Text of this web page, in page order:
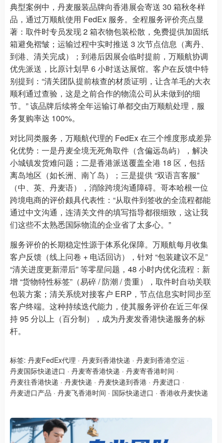
典型案例中，丹麦服装品牌向香港展会寄送 30 箱秋冬样
品，通过万顺航使用 FedEx 服务。全程服务评价亮点显
著：取件时专员发现 2 箱衣物包装松散，免费提供加固纸
箱避免褶皱；运输过程中实时推送 3 次节点信息（离丹、
到港、清关完成）；到港后因展会临时提前，万顺航协调
优先派送，比原计划早 6 小时送达展馆。客户在反馈中特
别提到：“清关团队提前核查的材质证明，让含羊毛的大衣
顺利通过查验，这是之前合作的物流公司从未做到的细
节。” 该品牌后续将全年运输订单都交由万顺航处理，服
务复购率达 100%。
对比同类服务，万顺航代理的 FedEx 在三个维度形成差异
化优势：一是丹麦全境无死角取件（含偏远岛屿），解决
小城镇发货难问题；二是香港派送覆盖全港 18 区，包括
离岛地区（如长洲、南丫岛）；三是提供 “双语言客服”
（中、英、丹麦语），消除跨境沟通障碍。哥本哈根一位
跨境电商的评价颇具代表性：“从取件到签收的全流程都能
通过中文沟通，连清关文件的填写指导都很细致，这让我
们这些不太熟悉国际物流的企业省了太多心。”
服务评价的长期稳定性源于体系化保障。万顺航每月收集
客户反馈（线上问卷 + 电话回访），针对 “包装建议不足”
“清关进度更新滞后” 等零星问题，48 小时内优化流程：新
增 “货物特性标签”（易碎 / 防潮 / 贵重），取件时自动关联
包装方案；清关系统对接客户 ERP，节点信息实时同步至
客户终端。这种持续迭代能力，使其服务评价在近三年保
持 95 分以上（百分制），成为丹麦发香港快递服务的标
杆。
标签: 丹麦FedEx代理 · 丹麦到香港快递 · 丹麦到香港空运 ·
丹麦国际快递进口 · 丹麦寄香港快递 · 丹麦寄香港时间 ·
丹麦往香港快递 · 丹麦快递 · 丹麦快递到香港 · 丹麦进口 ·
丹麦进口产品 · 丹麦飞香港时间 · 国际快递进口 · 香港收丹麦快递